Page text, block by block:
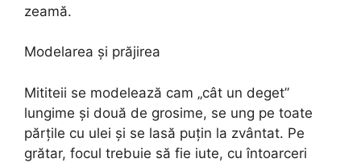
zeamă.
Modelarea și prăjirea
Mititeii se modelează cam „cât un deget”
lungime și două de grosime, se ung pe toate
părțile cu ulei și se lasă puțin la zvântat. Pe
grătar, focul trebuie să fie iute, cu întoarceri